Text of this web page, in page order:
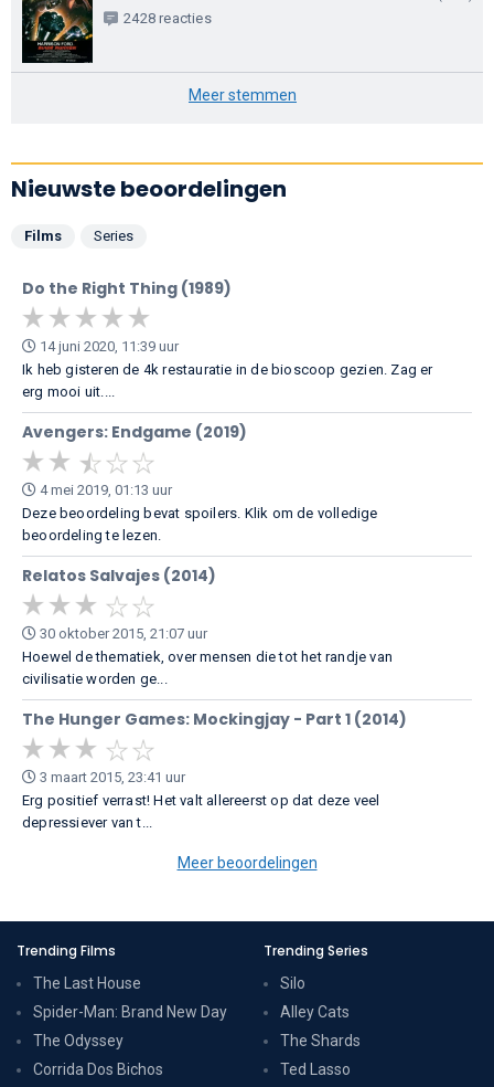
2428 reacties
Meer stemmen
Nieuwste beoordelingen
Films Series
Do the Right Thing (1989)
14 juni 2020, 11:39 uur
Ik heb gisteren de 4k restauratie in de bioscoop gezien. Zag er
erg mooi uit....
Avengers: Endgame (2019)
4 mei 2019, 01:13 uur
Deze beoordeling bevat spoilers. Klik om de volledige
beoordeling te lezen.
Relatos Salvajes (2014)
30 oktober 2015, 21:07 uur
Hoewel de thematiek, over mensen die tot het randje van
civilisatie worden ge...
The Hunger Games: Mockingjay - Part 1 (2014)
3 maart 2015, 23:41 uur
Erg positief verrast! Het valt allereerst op dat deze veel
depressiever van t...
Meer beoordelingen
Trending Films
The Last House
Spider-Man: Brand New Day
The Odyssey
Corrida Dos Bichos
Trending Series
Silo
Alley Cats
The Shards
Ted Lasso